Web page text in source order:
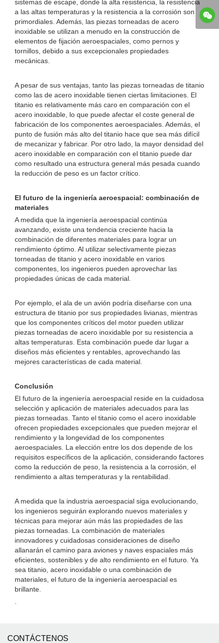
sistemas de escape, donde la alta resistencia, la resistencia
a las altas temperaturas y la resistencia a la corrosión son
primordiales. Además, las piezas torneadas de acero
inoxidable se utilizan a menudo en la construcción de
elementos de fijación aeroespaciales, como pernos y
tornillos, debido a sus excepcionales propiedades
mecánicas.
A pesar de sus ventajas, tanto las piezas torneadas de titanio
como las de acero inoxidable tienen ciertas limitaciones. El
titanio es relativamente más caro en comparación con el
acero inoxidable, lo que puede afectar el coste general de
fabricación de los componentes aeroespaciales. Además, el
punto de fusión más alto del titanio hace que sea más difícil
de mecanizar y fabricar. Por otro lado, la mayor densidad del
acero inoxidable en comparación con el titanio puede dar
como resultado una estructura general más pesada cuando
la reducción de peso es un factor crítico.
El futuro de la ingeniería aeroespacial: combinación de
materiales
A medida que la ingeniería aeroespacial continúa
avanzando, existe una tendencia creciente hacia la
combinación de diferentes materiales para lograr un
rendimiento óptimo. Al utilizar selectivamente piezas
torneadas de titanio y acero inoxidable en varios
componentes, los ingenieros pueden aprovechar las
propiedades únicas de cada material.
Por ejemplo, el ala de un avión podría diseñarse con una
estructura de titanio por sus propiedades livianas, mientras
que los componentes críticos del motor pueden utilizar
piezas torneadas de acero inoxidable por su resistencia a
altas temperaturas. Esta combinación puede dar lugar a
diseños más eficientes y rentables, aprovechando las
mejores características de cada material.
Conclusión
El futuro de la ingeniería aeroespacial reside en la cuidadosa
selección y aplicación de materiales adecuados para las
piezas torneadas. Tanto el titanio como el acero inoxidable
ofrecen propiedades excepcionales que pueden mejorar el
rendimiento y la longevidad de los componentes
aeroespaciales. La elección entre los dos depende de los
requisitos específicos de la aplicación, considerando factores
como la reducción de peso, la resistencia a la corrosión, el
rendimiento a altas temperaturas y la rentabilidad.
A medida que la industria aeroespacial siga evolucionando,
los ingenieros seguirán explorando nuevos materiales y
técnicas para mejorar aún más las propiedades de las
piezas torneadas. La combinación de materiales
innovadores y cuidadosas consideraciones de diseño
allanarán el camino para aviones y naves espaciales más
eficientes, sostenibles y de alto rendimiento en el futuro. Ya
sea titanio, acero inoxidable o una combinación de
materiales, el futuro de la ingeniería aeroespacial es
brillante.
CONTÁCTENOS